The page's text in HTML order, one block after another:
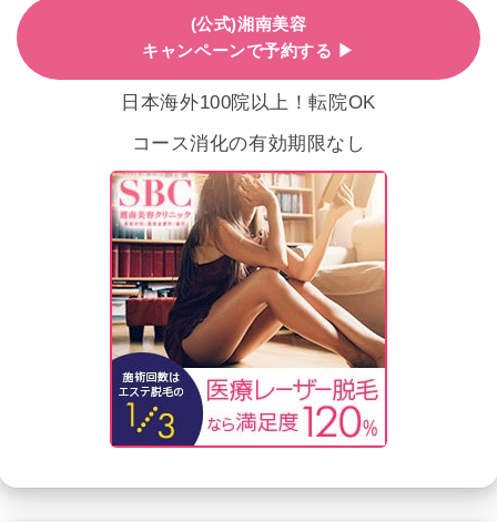
(公式)湘南美容
キャンペーンで予約する ▶
日本海外100院以上！転院OK
コース消化の有効期限なし